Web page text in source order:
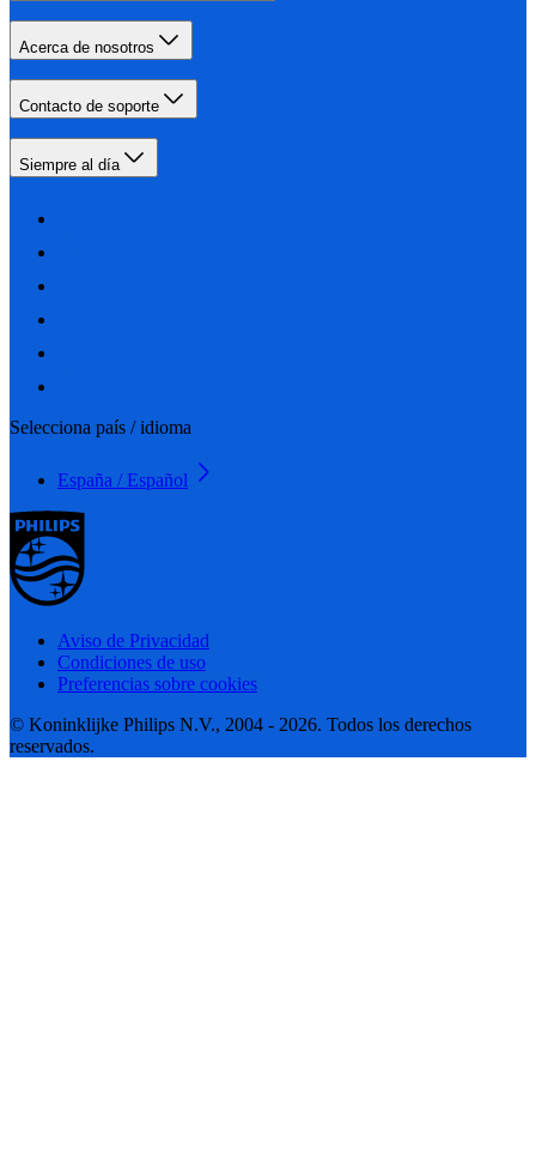
Acerca de nosotros
Contacto de soporte
Siempre al día
Selecciona país / idioma
España / Español
Aviso de Privacidad
Condiciones de uso
Preferencias sobre cookies
© Koninklijke Philips N.V., 2004 - 2026. Todos los derechos
reservados.